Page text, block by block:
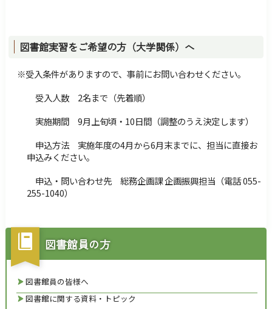
図書館実習をご希望の方（大学関係）へ
※受入条件がありますので、事前にお問い合わせください。
受入人数 2名まで（先着順）
実施期間 9月上旬頃・10日間（調整のうえ決定します）
申込方法 実施年度の4月から6月末までに、担当に直接お
申込みください。
申込・問い合わせ先 総務企画課 企画振興担当（電話 055-
255-1040）
図書館員の方
図書館員の皆様へ
図書館に関する資料・トピック